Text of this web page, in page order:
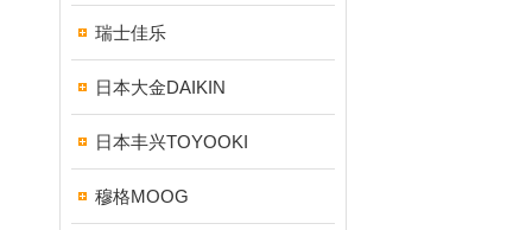
瑞士佳乐
日本大金DAIKIN
日本丰兴TOYOOKI
穆格MOOG